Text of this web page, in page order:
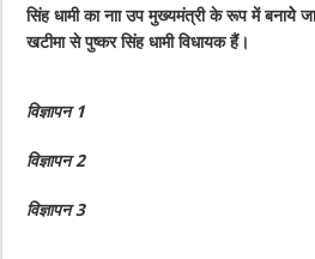
सिंह धामी का नाा उप मुख्यमंत्री के रूप में बनायेे
खटीमा से पुष्कर सिंह धामी विधायक हैं।
विज्ञापन 1
विज्ञापन 2
विज्ञापन 3